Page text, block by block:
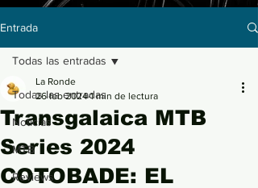
Entrada
Todas las entradas
Noticias
MTB
Reviews
Todas las entradas
Transgalaica MTB
Series 2024
COTOBADE: EL
La Ronde
26 feb 2024 1 min de lectura